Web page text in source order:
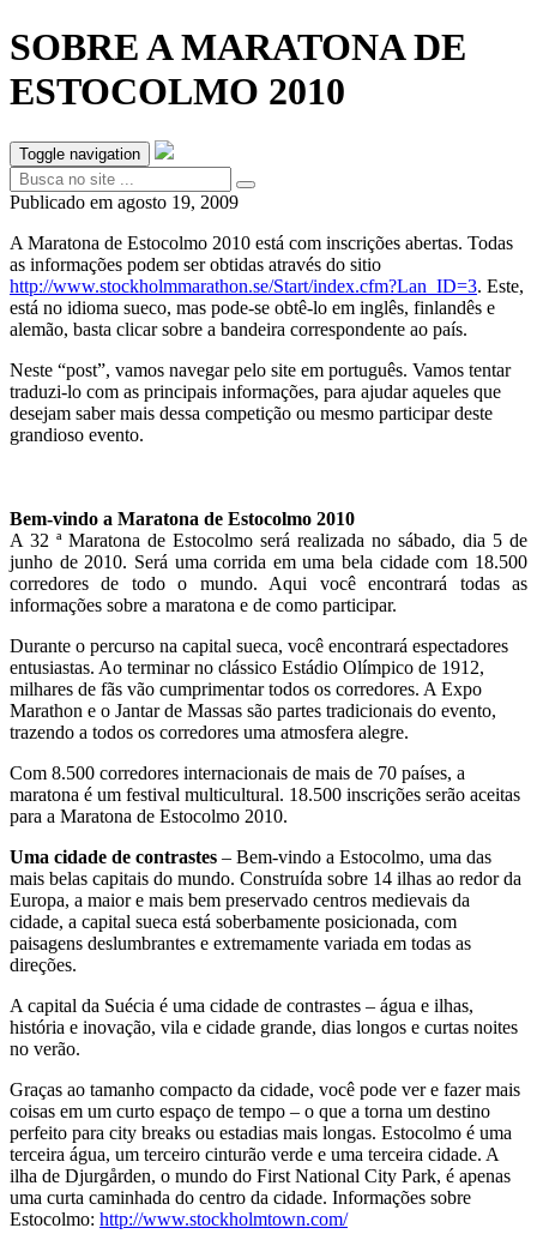
SOBRE A MARATONA DE
ESTOCOLMO 2010
Toggle navigation
Publicado em agosto 19, 2009
A Maratona de Estocolmo 2010 está com inscrições abertas. Todas
as informações podem ser obtidas através do sitio
http://www.stockholmmarathon.se/Start/index.cfm?Lan_ID=3. Este,
está no idioma sueco, mas pode-se obtê-lo em inglês, finlandês e
alemão, basta clicar sobre a bandeira correspondente ao país.
Neste “post”, vamos navegar pelo site em português. Vamos tentar
traduzi-lo com as principais informações, para ajudar aqueles que
desejam saber mais dessa competição ou mesmo participar deste
grandioso evento.
Bem-vindo a Maratona de Estocolmo 2010
A 32 ª Maratona de Estocolmo será realizada no sábado, dia 5 de
junho de 2010. Será uma corrida em uma bela cidade com 18.500
corredores de todo o mundo. Aqui você encontrará todas as
informações sobre a maratona e de como participar.
Durante o percurso na capital sueca, você encontrará espectadores
entusiastas. Ao terminar no clássico Estádio Olímpico de 1912,
milhares de fãs vão cumprimentar todos os corredores. A Expo
Marathon e o Jantar de Massas são partes tradicionais do evento,
trazendo a todos os corredores uma atmosfera alegre.
Com 8.500 corredores internacionais de mais de 70 países, a
maratona é um festival multicultural. 18.500 inscrições serão aceitas
para a Maratona de Estocolmo 2010.
Uma cidade de contrastes – Bem-vindo a Estocolmo, uma das
mais belas capitais do mundo. Construída sobre 14 ilhas ao redor da
Europa, a maior e mais bem preservado centros medievais da
cidade, a capital sueca está soberbamente posicionada, com
paisagens deslumbrantes e extremamente variada em todas as
direções.
A capital da Suécia é uma cidade de contrastes – água e ilhas,
história e inovação, vila e cidade grande, dias longos e curtas noites
no verão.
Graças ao tamanho compacto da cidade, você pode ver e fazer mais
coisas em um curto espaço de tempo – o que a torna um destino
perfeito para city breaks ou estadias mais longas. Estocolmo é uma
terceira água, um terceiro cinturão verde e uma terceira cidade. A
ilha de Djurgården, o mundo do First National City Park, é apenas
uma curta caminhada do centro da cidade. Informações sobre
Estocolmo: http://www.stockholmtown.com/